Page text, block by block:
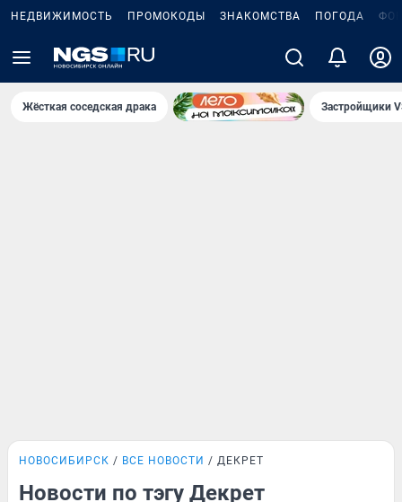
НЕДВИЖИМОСТЬ ПРОМОКОДЫ ЗНАКОМСТВА ПОГОДА
Жёсткая соседская драка Застройщики
НОВОСИБИРСК ВСЕ НОВОСТИ ДЕКРЕТ
Новости по тэгу Декрет